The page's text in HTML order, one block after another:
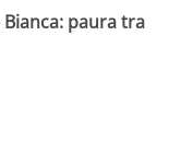
paura tra